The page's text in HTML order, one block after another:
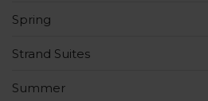
Spring
Strand Suites
Summer